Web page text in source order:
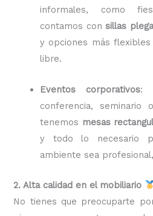
informales, como
contamos consillas
y opciones más
libre.
Eventos corporativos:
conferencia, seminario
tenemos mesas
y todo lo necesario
ambiente sea
2. Alta calidad en el mobiliario
No tienes que preocuparte